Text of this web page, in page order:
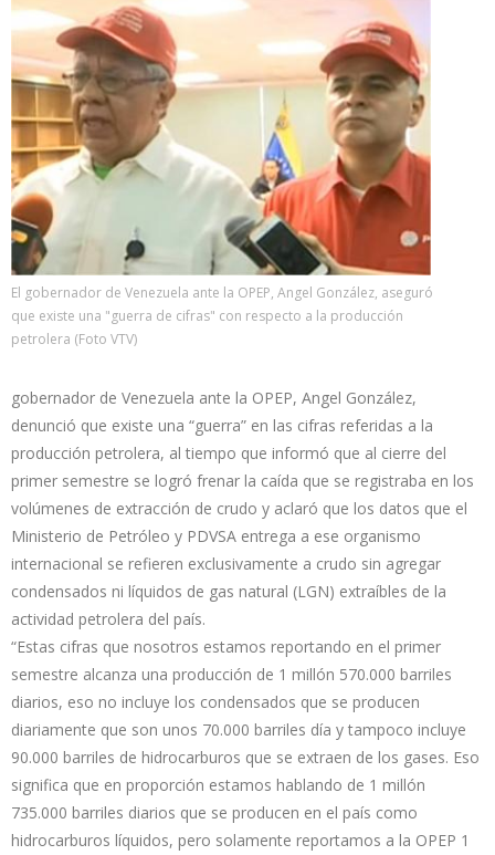
El gobernador de Venezuela ante la OPEP, Angel González, aseguró
que existe una "guerra de cifras" con respecto a la producción
petrolera (Foto VTV)
gobernador de Venezuela ante la OPEP, Angel González,
denunció que existe una “guerra” en las cifras referidas a la
producción petrolera, al tiempo que informó que al cierre del
primer semestre se logró frenar la caída que se registraba en los
volúmenes de extracción de crudo y aclaró que los datos que el
Ministerio de Petróleo y PDVSA entrega a ese organismo
internacional se refieren exclusivamente a crudo sin agregar
condensados ni líquidos de gas natural (LGN) extraíbles de la
actividad petrolera del país.
“Estas cifras que nosotros estamos reportando en el primer
semestre alcanza una producción de 1 millón 570.000 barriles
diarios, eso no incluye los condensados que se producen
diariamente que son unos 70.000 barriles día y tampoco incluye
90.000 barriles de hidrocarburos que se extraen de los gases. Eso
significa que en proporción estamos hablando de 1 millón
735.000 barriles diarios que se producen en el país como
hidrocarburos líquidos, pero solamente reportamos a la OPEP 1